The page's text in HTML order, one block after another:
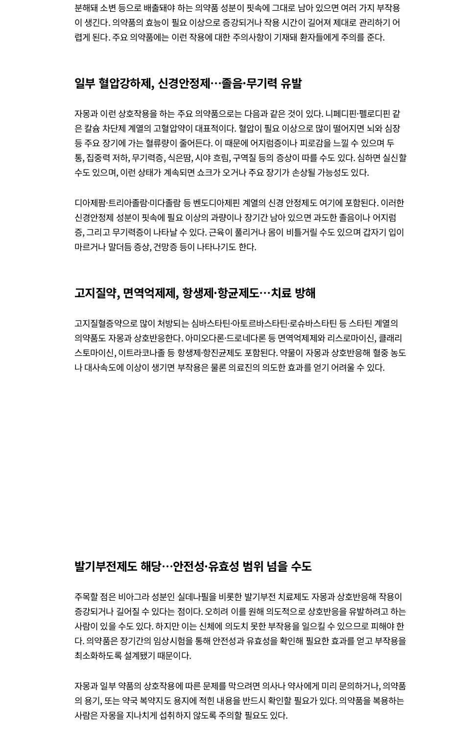
분해돼 소변 등으로 배출돼야 하는 의약품 성분이 핏속에 그대로 남아 있으면 여러 가지 부작용
이 생긴다. 의약품의 효능이 필요 이상으로 증강되거나 작용 시간이 길어져 제대로 관리하기 어
렵게 된다. 주요 의약품에는 이런 작용에 대한 주의사항이 기재돼 환자들에게 주의를 준다.
일부 혈압강하제, 신경안정제…졸음·무기력 유발
자몽과 이런 상호작용을 하는 주요 의약품으로는 다음과 같은 것이 있다. 니페디핀·펠로디핀 같
은 칼슘 차단제 계열의 고혈압약이 대표적이다. 혈압이 필요 이상으로 많이 떨어지면 뇌와 심장
등 주요 장기에 가는 혈류량이 줄어든다. 이 때문에 어지럼증이나 피로감을 느낄 수 있으며 두
통, 집중력 저하, 무기력증, 식은땀, 시야 흐림, 구역질 등의 증상이 따를 수도 있다. 심하면 실신할
수도 있으며, 이런 상태가 계속되면 쇼크가 오거나 주요 장기가 손상될 가능성도 있다.
디아제팜·트리아졸람·미다졸람 등 벤도디아제핀 계열의 신경 안정제도 여기에 포함된다. 이러한
신경안정제 성분이 핏속에 필요 이상의 과량이나 장기간 남아 있으면 과도한 졸음이나 어지럼
증, 그리고 무기력증이 나타날 수 있다. 근육이 풀리거나 몸이 비틀거릴 수도 있으며 갑자기 입이
마르거나 말더듬 증상, 건망증 등이 나타나기도 한다.
고지질약, 면역억제제, 항생제·항균제도…치료 방해
고지질혈증약으로 많이 처방되는 심바스타틴·아토르바스타틴·로슈바스타틴 등 스타틴 계열의
의약품도 자몽과 상호반응한다. 아미오다론·드로네다론 등 면역억제제와 리스로마이신, 클래리
스토마이신, 이트라코나졸 등 항생제·항진균제도 포함된다. 약물이 자몽과 상호반응해 혈중 농도
나 대사속도에 이상이 생기면 부작용은 물론 의료진의 의도한 효과를 얻기 어려울 수 있다.
발기부전제도 해당…안전성·유효성 범위 넘을 수도
주목할 점은 비아그라 성분인 실데나필을 비롯한 발기부전 치료제도 자몽과 상호반응해 작용이
증강되거나 길어질 수 있다는 점이다. 오히려 이를 원해 의도적으로 상호반응을 유발하려고 하는
사람이 있을 수도 있다. 하지만 이는 신체에 의도치 못한 부작용을 일으킬 수 있으므로 피해야 한
다. 의약품은 장기간의 임상시험을 통해 안전성과 유효성을 확인해 필요한 효과를 얻고 부작용을
최소화하도록 설계됐기 때문이다.
자몽과 일부 약품의 상호작용에 따른 문제를 막으려면 의사나 약사에게 미리 문의하거나, 의약품
의 용기, 또는 약국 복약지도 용지에 적힌 내용을 반드시 확인할 필요가 있다. 의약품을 복용하는
사람은 자몽을 지나치게 섭취하지 않도록 주의할 필요도 있다.